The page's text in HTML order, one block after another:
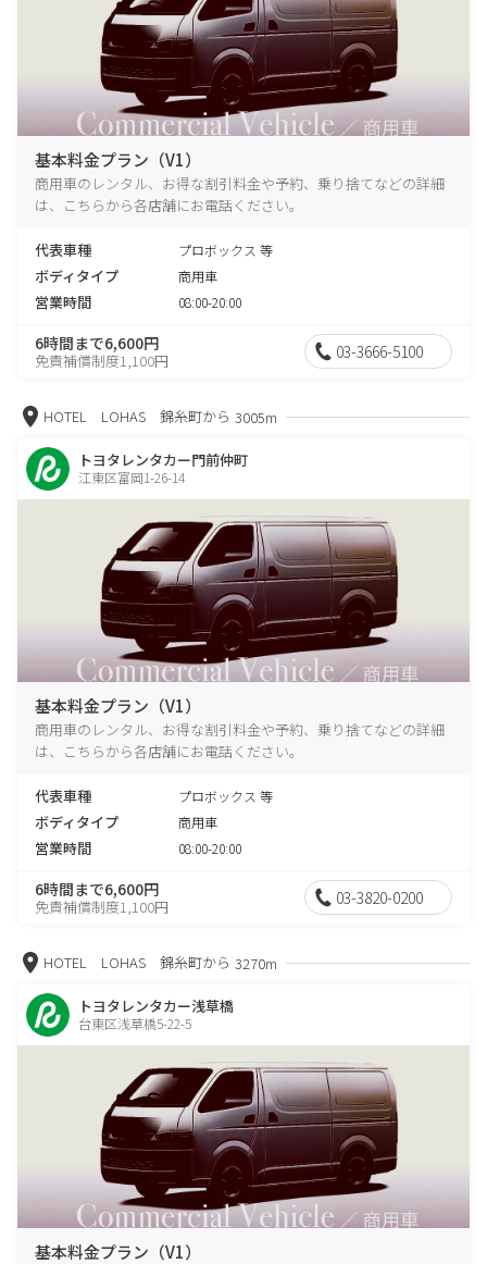
基本料金プラン（V1）
商用車のレンタル、お得な割引料金や予約、乗り捨てなどの詳細
は、こちらから各店舗にお電話ください。
代表車種 プロボックス 等
ボディタイプ 商用車
営業時間 08:00-20:00
6時間まで6,600円
免責補償制度1,100円 03-3666-5100
HOTEL LOHAS 錦糸町から 3005m
トヨタレンタカー門前仲町
江東区富岡1-26-14
基本料金プラン（V1）
商用車のレンタル、お得な割引料金や予約、乗り捨てなどの詳細
は、こちらから各店舗にお電話ください。
代表車種 プロボックス 等
ボディタイプ 商用車
営業時間 08:00-20:00
6時間まで6,600円
免責補償制度1,100円 03-3820-0200
HOTEL LOHAS 錦糸町から 3270m
トヨタレンタカー浅草橋
台東区浅草橋5-22-5
基本料金プラン（V1）